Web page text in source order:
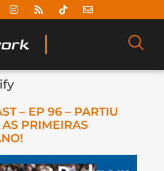
– EP 96 – PARTIU
PRIMEIRAS